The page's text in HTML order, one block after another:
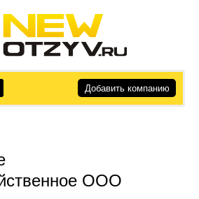
Добавить компанию
ООО